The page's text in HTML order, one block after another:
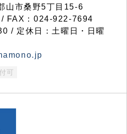
市桑野5丁目15-6
FAX：024-922-7694
/ 定休日：土曜日・日曜
可